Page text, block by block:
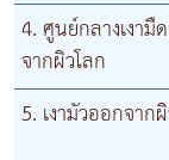
4. ศูนย์กลางเงามื
จากผิวโลก
5. เงามัวออกจาก